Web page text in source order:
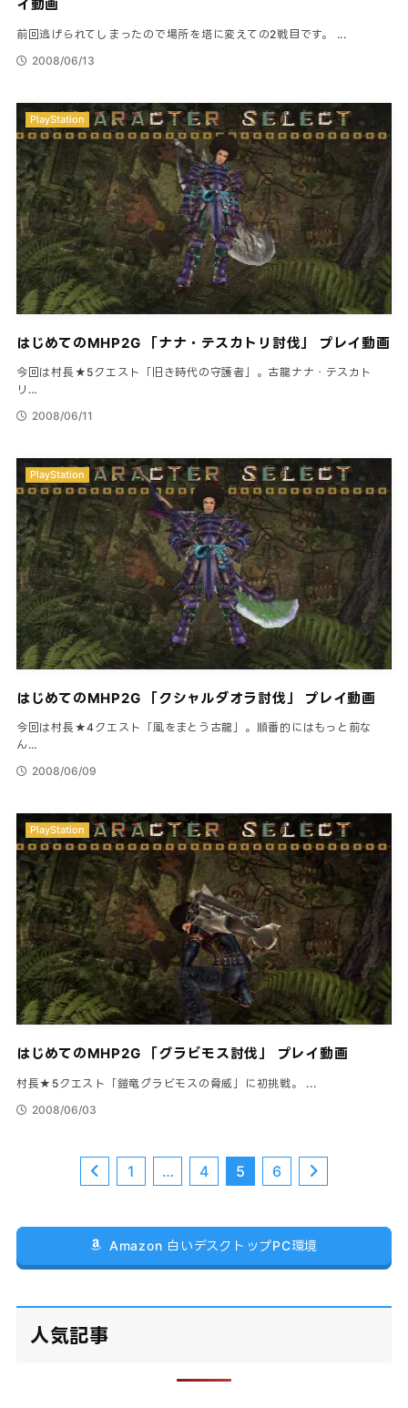
イ動画
前回逃げられてしまったので場所を塔に変えての2戦目です。 ...
2008/06/13
はじめてのMHP2G 「ナナ・テスカトリ討伐」 プレイ動画
今回は村長★5クエスト「旧き時代の守護者」。古龍ナナ・テスカト
リ…
2008/06/11
PlayStation
はじめてのMHP2G 「クシャルダオラ討伐」 プレイ動画
今回は村長★4クエスト「風をまとう古龍」。順番的にはもっと前な
ん…
2008/06/09
PlayStation
はじめてのMHP2G 「グラビモス討伐」 プレイ動画
村長★5クエスト「鎧竜グラビモスの脅威」に初挑戦。 ...
2008/06/03
PlayStation
1 … 4 5 6
Amazon 白いデスクトップPC環境
人気記事